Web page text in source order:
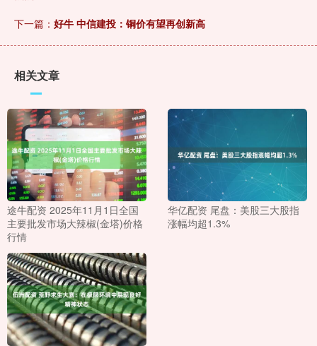
下一篇： 好牛 中信建投：铜价有望再创新高
相关文章
途牛配资 2025年11月1日全国
主要批发市场大辣椒(金塔)价格
行情
华亿配资 尾盘：美股三大股指
涨幅均超1.3%